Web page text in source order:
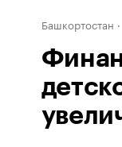
Башкортостан